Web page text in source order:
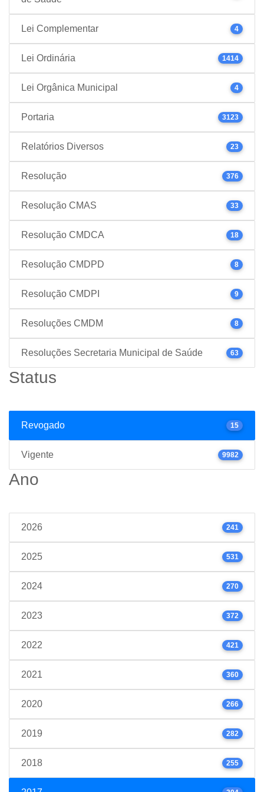
Lei Complementar 4
Lei Ordinária 1414
Lei Orgânica Municipal 4
Portaria 3123
Relatórios Diversos 23
Resolução 376
Resolução CMAS 33
Resolução CMDCA 18
Resolução CMDPD 8
Resolução CMDPI 9
Resoluções CMDM 8
Resoluções Secretaria Municipal de Saúde 63
Status
Revogado 15
Vigente 9982
Ano
2026 241
2025 531
2024 270
2023 372
2022 421
2021 360
2020 266
2019 282
2018 255